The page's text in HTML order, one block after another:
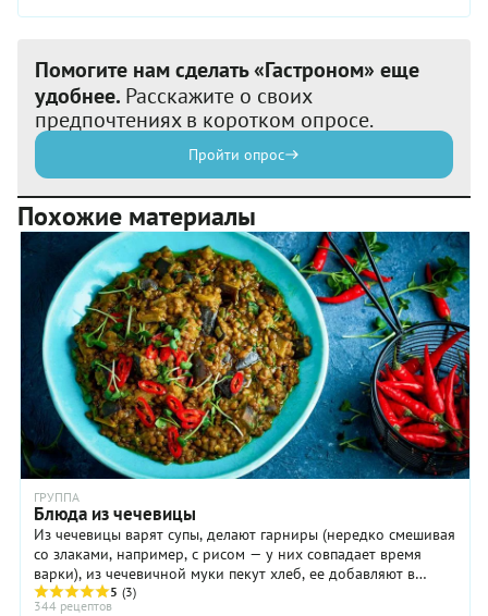
Помогите нам сделать «Гастроном» еще
удобнее. Расскажите о своих
предпочтениях в коротком опросе.
Пройти опрос
Похожие материалы
ГРУППА
Блюда из чечевицы
Из чечевицы варят супы, делают гарниры (нередко смешивая
со злаками, например, с рисом — у них совпадает время
варки), из чечевичной муки пекут хлеб, ее добавляют в
крекеры, печенье и даже шоколадные ...
5 (3)
344 рецептов